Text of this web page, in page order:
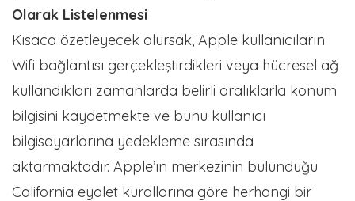
Olarak Listelenmesi
Kısaca özetleyecek olursak, Apple kullanıcıların
Wifi bağlantısı gerçekleştirdikleri veya hücresel ağ
kullandıkları zamanlarda belirli aralıklarla konum
bilgisini kaydetmekte ve bunu kullanıcı
bilgisayarlarına yedekleme sırasında
aktarmaktadır. Apple’ın merkezinin bulunduğu
California eyalet kurallarına göre herhangi bir